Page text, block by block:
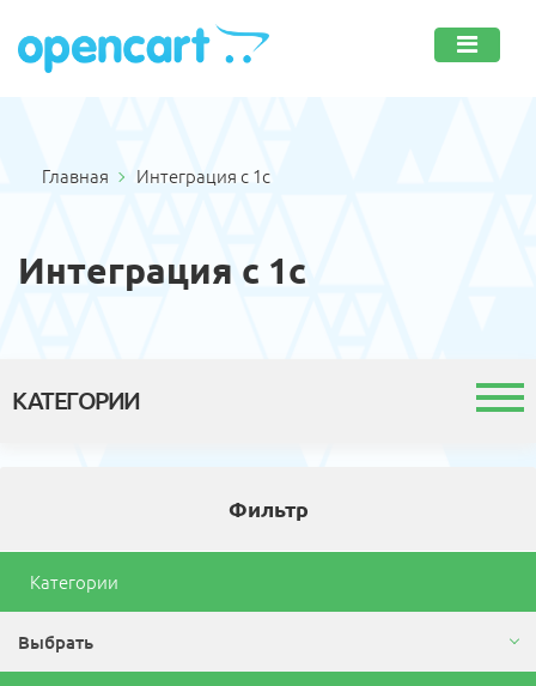
Главная Интеграция с 1с
Интеграция с 1с
КАТЕГОРИИ
Модули
Интеграция с 1с
Фильтр
Категории
Выбрать